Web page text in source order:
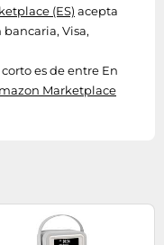
(ES) acepta
Visa,
es de entre En
Marketplace